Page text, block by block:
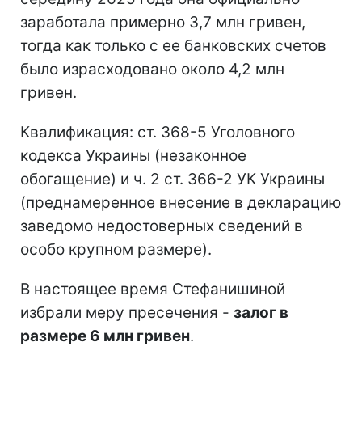
заработала примерно 3,7 млн гривен,
тогда как только с ее банковских счетов
было израсходовано около 4,2 млн
гривен.
Квалификация: ст. 368-5 Уголовного
кодекса Украины (незаконное
обогащение) и ч. 2 ст. 366-2 УК Украины
(преднамеренное внесение в декларацию
заведомо недостоверных сведений в
особо крупном размере).
В настоящее время Стефанишиной
избрали меру пресечения - залог в
размере 6 млн гривен.